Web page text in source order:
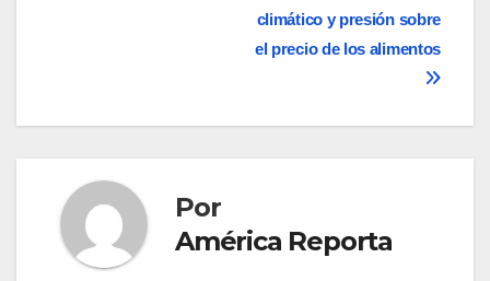
climático y presión sobre
el precio de los alimentos
Por
América Reporta